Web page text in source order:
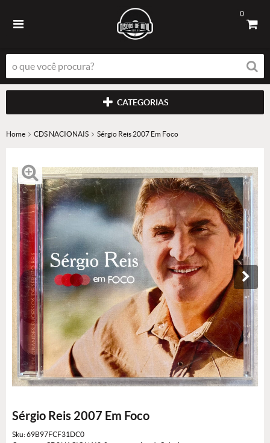
0
CATEGORIAS
Home CDS NACIONAIS Sérgio Reis 2007 Em Foco
Sérgio Reis 2007 Em Foco
Sku:69B97FCF31DC0